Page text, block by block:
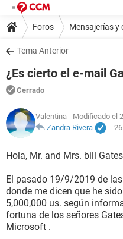
Foros Mensajerías y
Tema Anterior
¿Es cierto el e-mail
Cerrado
Valentina - Modificado el
Zandra Rivera
-
Hola, Mr. and Mrs. bill
El pasado 19/9/2019 de
donde me dicen que he
5,000,000 us. según
fortuna de los señores
Microsoft .